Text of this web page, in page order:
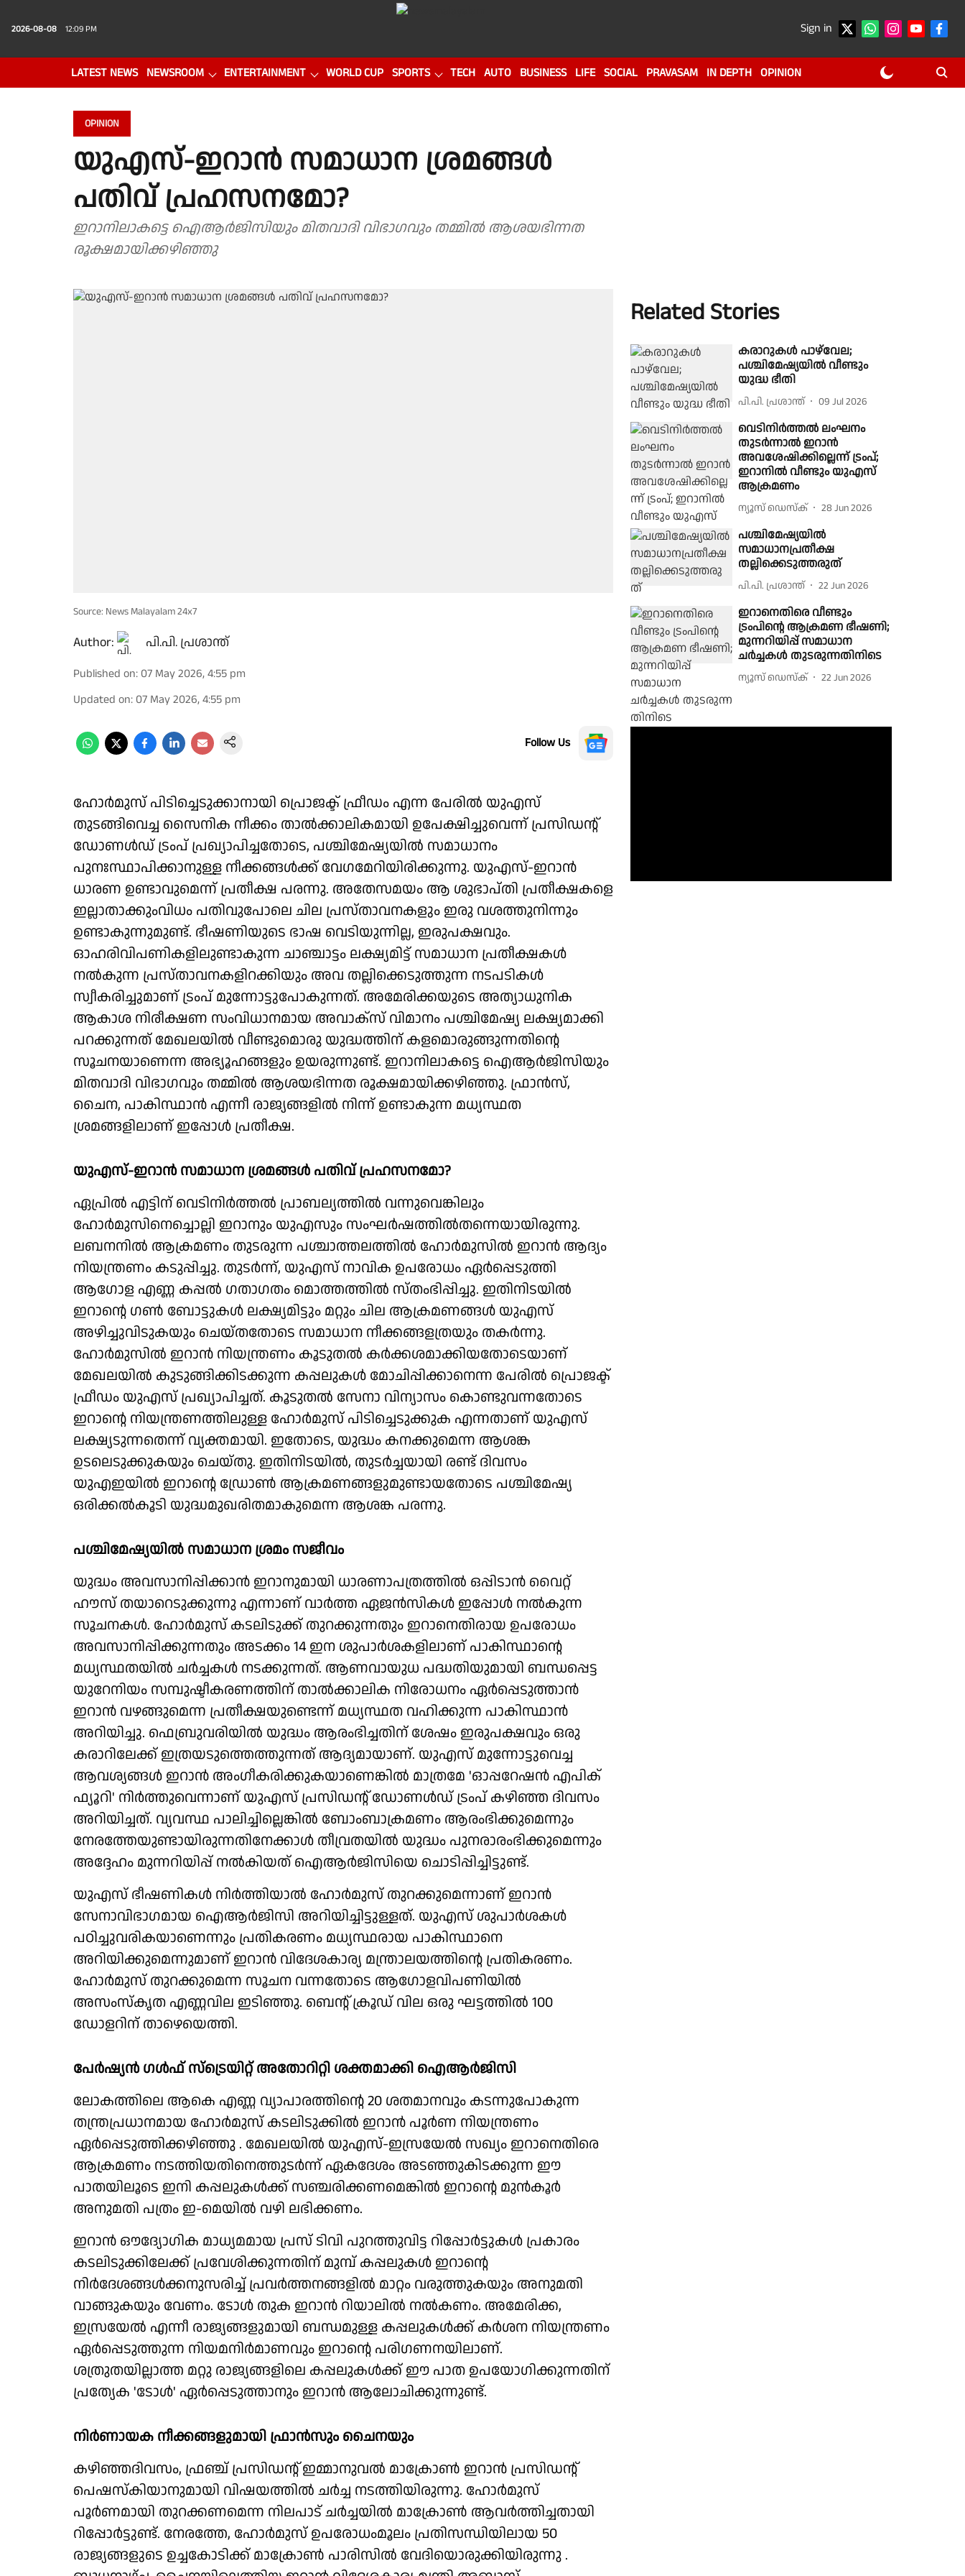
2026-08-08 12:09 PM Sign in
LATEST NEWS NEWSROOM ENTERTAINMENT WORLD CUP SPORTS TECH AUTO BUSINESS LIFE SOCIAL PRAVASAM IN DEPTH OPINION
OPINION
യുഎസ്-ഇറാന്‍ സമാധാന ശ്രമങ്ങള്‍
പതിവ് പ്രഹസനമോ?
ഇറാനിലാകട്ടെ ഐആര്‍ജിസിയും മിതവാദി വിഭാഗവും തമ്മില്‍ ആശയഭിന്നത
രൂക്ഷമായിക്കഴിഞ്ഞു
Source: News Malayalam 24x7
Author: പി.പി. പ്രശാന്ത്
Published on: 07 May 2026, 4:55 pm
Updated on: 07 May 2026, 4:55 pm
Follow Us
ഹോര്‍മുസ് പിടിച്ചെടുക്കാനായി പ്രൊജക്ട് ഫ്രീഡം എന്ന പേരില്‍ യുഎസ്
തുടങ്ങിവെച്ച സൈനിക നീക്കം താല്‍ക്കാലികമായി ഉപേക്ഷിച്ചുവെന്ന് പ്രസിഡന്റ്
ഡോണള്‍ഡ് ട്രംപ് പ്രഖ്യാപിച്ചതോടെ, പശ്ചിമേഷ്യയില്‍ സമാധാനം
പുനഃസ്ഥാപിക്കാനുള്ള നീക്കങ്ങള്‍ക്ക് വേഗമേറിയിരിക്കുന്നു. യുഎസ്-ഇറാന്‍
ധാരണ ഉണ്ടാവുമെന്ന് പ്രതീക്ഷ പരന്നു. അതേസമയം ആ ശുഭാപ്തി പ്രതീക്ഷകളെ
ഇല്ലാതാക്കുംവിധം പതിവുപോലെ ചില പ്രസ്താവനകളും ഇരു വശത്തുനിന്നും
ഉണ്ടാകുന്നുമുണ്ട്. ഭീഷണിയുടെ ഭാഷ വെടിയുന്നില്ല, ഇരുപക്ഷവും.
ഓഹരിവിപണികളിലുണ്ടാകുന്ന ചാഞ്ചാട്ടം ലക്ഷ്യമിട്ട് സമാധാന പ്രതീക്ഷകള്‍
നല്‍കുന്ന പ്രസ്താവനകളിറക്കിയും അവ തല്ലിക്കെടുത്തുന്ന നടപടികള്‍
സ്വീകരിച്ചുമാണ് ട്രംപ് മുന്നോട്ടുപോകുന്നത്. അമേരിക്കയുടെ അത്യാധുനിക
ആകാശ നിരീക്ഷണ സംവിധാനമായ അവാക്സ് വിമാനം പശ്ചിമേഷ്യ ലക്ഷ്യമാക്കി
പറക്കുന്നത് മേഖലയില്‍ വീണ്ടുമൊരു യുദ്ധത്തിന് കളമൊരുങ്ങുന്നതിന്റെ
സൂചനയാണെന്ന അഭ്യൂഹങ്ങളും ഉയരുന്നുണ്ട്. ഇറാനിലാകട്ടെ ഐആര്‍ജിസിയും
മിതവാദി വിഭാഗവും തമ്മില്‍ ആശയഭിന്നത രൂക്ഷമായിക്കഴിഞ്ഞു. ഫ്രാന്‍സ്,
ചൈന, പാകിസ്ഥാന്‍ എന്നീ രാജ്യങ്ങളില്‍ നിന്ന് ഉണ്ടാകുന്ന മധ്യസ്ഥത
ശ്രമങ്ങളിലാണ് ഇപ്പോൾ പ്രതീക്ഷ.
യുഎസ്-ഇറാന്‍ സമാധാന ശ്രമങ്ങള്‍ പതിവ് പ്രഹസനമോ?
ഏപ്രില്‍ എട്ടിന് വെടിനിര്‍ത്തല്‍ പ്രാബല്യത്തില്‍ വന്നുവെങ്കിലും
ഹോര്‍മുസിനെച്ചൊല്ലി ഇറാനും യുഎസും സംഘര്‍ഷത്തില്‍തന്നെയായിരുന്നു.
ലബനനില്‍ ആക്രമണം തുടരുന്ന പശ്ചാത്തലത്തില്‍ ഹോര്‍മുസില്‍ ഇറാന്‍ ആദ്യം
നിയന്ത്രണം കടുപ്പിച്ചു. തുടര്‍ന്ന്, യുഎസ് നാവിക ഉപരോധം ഏര്‍പ്പെടുത്തി
ആഗോള എണ്ണ കപ്പല്‍ ഗതാഗതം മൊത്തത്തില്‍ സ്തംഭിപ്പിച്ചു. ഇതിനിടയില്‍
ഇറാന്റെ ഗണ്‍ ബോട്ടുകള്‍ ലക്ഷ്യമിട്ടും മറ്റും ചില ആക്രമണങ്ങള്‍ യുഎസ്
അഴിച്ചുവിടുകയും ചെയ്തതോടെ സമാധാന നീക്കങ്ങളത്രയും തകര്‍ന്നു.
ഹോര്‍മുസില്‍ ഇറാന്‍ നിയന്ത്രണം കൂടുതല്‍ കര്‍ക്കശമാക്കിയതോടെയാണ്
മേഖലയില്‍ കുടുങ്ങിക്കിടക്കുന്ന കപ്പലുകള്‍ മോചിപ്പിക്കാനെന്ന പേരില്‍ പ്രൊജക്ട്
ഫ്രീഡം യുഎസ് പ്രഖ്യാപിച്ചത്. കൂടുതല്‍ സേനാ വിന്യാസം കൊണ്ടുവന്നതോടെ
ഇറാന്റെ നിയന്ത്രണത്തിലുള്ള ഹോര്‍മുസ് പിടിച്ചെടുക്കുക എന്നതാണ് യുഎസ്
ലക്ഷ്യടുന്നതെന്ന് വ്യക്തമായി. ഇതോടെ, യുദ്ധം കനക്കുമെന്ന ആശങ്ക
ഉടലെടുക്കുകയും ചെയ്തു. ഇതിനിടയില്‍, തുടര്‍ച്ചയായി രണ്ട് ദിവസം
യുഎഇയില്‍ ഇറാന്റെ ഡ്രോണ്‍ ആക്രമണങ്ങളുമുണ്ടായതോടെ പശ്ചിമേഷ്യ
ഒരിക്കല്‍കൂടി യുദ്ധമുഖരിതമാകുമെന്ന ആശങ്ക പരന്നു.
പശ്ചിമേഷ്യയില്‍ സമാധാന ശ്രമം സജീവം
യുദ്ധം അവസാനിപ്പിക്കാന്‍ ഇറാനുമായി ധാരണാപത്രത്തില്‍ ഒപ്പിടാന്‍ വൈറ്റ്
ഹൗസ് തയാറെടുക്കുന്നു എന്നാണ് വാര്‍ത്ത ഏജന്‍സികള്‍ ഇപ്പോള്‍ നല്‍കുന്ന
സൂചനകള്‍. ഹോര്‍മുസ് കടലിടുക്ക് തുറക്കുന്നതും ഇറാനെതിരായ ഉപരോധം
അവസാനിപ്പിക്കുന്നതും അടക്കം 14 ഇന ശുപാര്‍ശകളിലാണ് പാകിസ്ഥാന്റെ
മധ്യസ്ഥതയില്‍ ചര്‍ച്ചകള്‍ നടക്കുന്നത്. ആണവായുധ പദ്ധതിയുമായി ബന്ധപ്പെട്ട
യുറേനിയം സമ്പുഷ്ടീകരണത്തിന് താല്‍ക്കാലിക നിരോധനം ഏര്‍പ്പെടുത്താന്‍
ഇറാന്‍ വഴങ്ങുമെന്ന പ്രതീക്ഷയുണ്ടെന്ന് മധ്യസ്ഥത വഹിക്കുന്ന പാകിസ്ഥാന്‍
അറിയിച്ചു. ഫെബ്രുവരിയില്‍ യുദ്ധം ആരംഭിച്ചതിന് ശേഷം ഇരുപക്ഷവും ഒരു
കരാറിലേക്ക് ഇത്രയടുത്തെത്തുന്നത് ആദ്യമായാണ്. യുഎസ് മുന്നോട്ടുവെച്ച
ആവശ്യങ്ങള്‍ ഇറാന്‍ അംഗീകരിക്കുകയാണെങ്കില്‍ മാത്രമേ 'ഓപ്പറേഷന്‍ എപിക്
ഫ്യൂറി' നിര്‍ത്തുവെന്നാണ് യുഎസ് പ്രസിഡന്റ് ഡോണള്‍ഡ് ട്രംപ് കഴിഞ്ഞ ദിവസം
അറിയിച്ചത്. വ്യവസ്ഥ പാലിച്ചില്ലെങ്കില്‍ ബോംബാക്രമണം ആരംഭിക്കുമെന്നും
നേരത്തേയുണ്ടായിരുന്നതിനേക്കാള്‍ തീവ്രതയില്‍ യുദ്ധം പുനരാരംഭിക്കുമെന്നും
അദ്ദേഹം മുന്നറിയിപ്പ് നല്‍കിയത് ഐആര്‍ജിസിയെ ചൊടിപ്പിച്ചിട്ടുണ്ട്.
യുഎസ് ഭീഷണികള്‍ നിര്‍ത്തിയാല്‍ ഹോര്‍മുസ് തുറക്കുമെന്നാണ് ഇറാന്‍
സേനാവിഭാഗമായ ഐആര്‍ജിസി അറിയിച്ചിട്ടുള്ളത്. യുഎസ് ശുപാര്‍ശകള്‍
പഠിച്ചുവരികയാണെന്നും പ്രതികരണം മധ്യസ്ഥരായ പാകിസ്ഥാനെ
അറിയിക്കുമെന്നുമാണ് ഇറാന്‍ വിദേശകാര്യ മന്ത്രാലയത്തിന്റെ പ്രതികരണം.
ഹോര്‍മുസ് തുറക്കുമെന്ന സൂചന വന്നതോടെ ആഗോളവിപണിയില്‍
അസംസ്‌കൃത എണ്ണവില ഇടിഞ്ഞു. ബെന്റ് ക്രൂഡ് വില ഒരു ഘട്ടത്തില്‍ 100
ഡോളറിന് താഴെയെത്തി.
പേര്‍ഷ്യന്‍ ഗള്‍ഫ് സ്‌ട്രെയിറ്റ് അതോറിറ്റി ശക്തമാക്കി ഐആര്‍ജിസി
ലോകത്തിലെ ആകെ എണ്ണ വ്യാപാരത്തിന്റെ 20 ശതമാനവും കടന്നുപോകുന്ന
തന്ത്രപ്രധാനമായ ഹോര്‍മുസ് കടലിടുക്കില്‍ ഇറാന്‍ പൂർണ നിയന്ത്രണം
ഏര്‍പ്പെടുത്തിക്കഴിഞ്ഞു . മേഖലയില്‍ യുഎസ്-ഇസ്രയേല്‍ സഖ്യം ഇറാനെതിരെ
ആക്രമണം നടത്തിയതിനെത്തുടര്‍ന്ന് ഏകദേശം അടഞ്ഞുകിടക്കുന്ന ഈ
പാതയിലൂടെ ഇനി കപ്പലുകള്‍ക്ക് സഞ്ചരിക്കണമെങ്കില്‍ ഇറാന്റെ മുന്‍കൂര്‍
അനുമതി പത്രം ഇ-മെയില്‍ വഴി ലഭിക്കണം.
ഇറാന്‍ ഔദ്യോഗിക മാധ്യമമായ പ്രസ് ടിവി പുറത്തുവിട്ട റിപ്പോര്‍ട്ടുകള്‍ പ്രകാരം
കടലിടുക്കിലേക്ക് പ്രവേശിക്കുന്നതിന് മുമ്പ് കപ്പലുകള്‍ ഇറാന്റെ
നിര്‍ദേശങ്ങള്‍ക്കനുസരിച്ച് പ്രവര്‍ത്തനങ്ങളില്‍ മാറ്റം വരുത്തുകയും അനുമതി
വാങ്ങുകയും വേണം. ടോള്‍ തുക ഇറാന്‍ റിയാലില്‍ നല്‍കണം. അമേരിക്ക,
ഇസ്രയേല്‍ എന്നീ രാജ്യങ്ങളുമായി ബന്ധമുള്ള കപ്പലുകള്‍ക്ക് കര്‍ശന നിയന്ത്രണം
ഏര്‍പ്പെടുത്തുന്ന നിയമനിര്‍മാണവും ഇറാന്റെ പരിഗണനയിലാണ്.
ശത്രുതയില്ലാത്ത മറ്റു രാജ്യങ്ങളിലെ കപ്പലുകള്‍ക്ക് ഈ പാത ഉപയോഗിക്കുന്നതിന്
പ്രത്യേക 'ടോള്‍' ഏര്‍പ്പെടുത്താനും ഇറാന്‍ ആലോചിക്കുന്നുണ്ട്.
നിര്‍ണായക നീക്കങ്ങളുമായി ഫ്രാന്‍സും ചൈനയും
കഴിഞ്ഞദിവസം, ഫ്രഞ്ച് പ്രസിഡന്റ് ഇമ്മാനുവല്‍ മാക്രോണ്‍ ഇറാന്‍ പ്രസിഡന്റ്
പെഷസ്‌കിയാനുമായി വിഷയത്തില്‍ ചര്‍ച്ച നടത്തിയിരുന്നു. ഹോര്‍മുസ്
പൂര്‍ണമായി തുറക്കണമെന്ന നിലപാട് ചര്‍ച്ചയില്‍ മാക്രോണ്‍ ആവര്‍ത്തിച്ചതായി
റിപ്പോര്‍ട്ടുണ്ട്. നേരത്തേ, ഹോര്‍മുസ് ഉപരോധംമൂലം പ്രതിസന്ധിയിലായ 50
രാജ്യങ്ങളുടെ ഉച്ചകോടിക്ക് മാക്രോണ്‍ പാരിസില്‍ വേദിയൊരുക്കിയിരുന്നു .
Related Stories
കരാറുകള്‍ പാഴ്‌വേല;
പശ്ചിമേഷ്യയില്‍ വീണ്ടും
യുദ്ധ ഭീതി
പി.പി. പ്രശാന്ത് 09 Jul 2026
വെടിനിര്‍ത്തല്‍ ലംഘനം
തുടര്‍ന്നാല്‍ ഇറാന്‍
അവശേഷിക്കില്ലെന്ന് ട്രംപ്;
ഇറാനില്‍ വീണ്ടും യുഎസ്
ആക്രമണം
ന്യൂസ് ഡെസ്ക് 28 Jun 2026
പശ്ചിമേഷ്യയില്‍
സമാധാനപ്രതീക്ഷ
തല്ലിക്കെടുത്തരുത്
പി.പി. പ്രശാന്ത് 22 Jun 2026
ഇറാനെതിരെ വീണ്ടും
ട്രംപിന്റെ ആക്രമണ ഭീഷണി;
മുന്നറിയിപ്പ് സമാധാന
ചർച്ചകള്‍ തുടരുന്നതിനിടെ
ന്യൂസ് ഡെസ്ക് 22 Jun 2026